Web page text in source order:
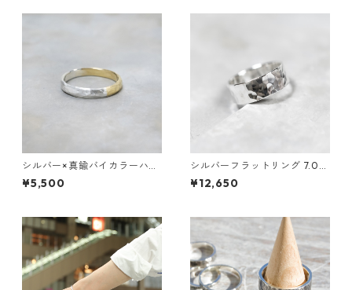
シルバー×真鍮バイカラーハー
フドームプレーンリング 3.0m
m幅 つや消し槌目 3号～27号
atte hammer｜FA-1087
¥5,500
シルバーフラットリング 7.0m
m幅 槌目｜FA-209
¥12,650